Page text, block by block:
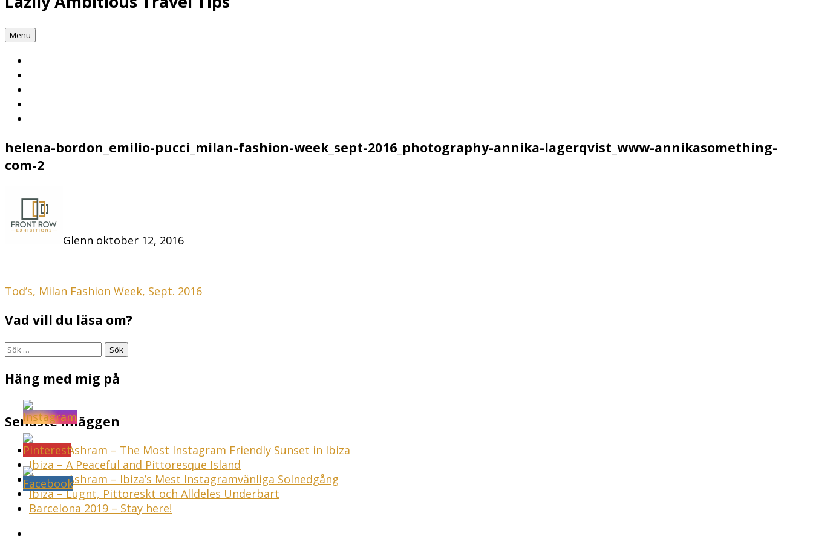
Menu
helena-bordon_emilio-pucci_milan-fashion-week_sept-2016_photography-annika-lagerqvist_www-annikasomething-
com-2
Glenn oktober 12, 2016
Inläggsnavigering
Tod’s, Milan Fashion Week, Sept. 2016
Vad vill du läsa om?
Sök
Häng med mig på
Senaste inläggen
Sunset Ashram – The Most Instagram Friendly Sunset in Ibiza
Ibiza – A Peaceful and Pittoresque Island
Sunset Ashram – Ibiza’s Mest Instagramvänliga Solnedgång
Ibiza – Lugnt, Pittoreskt och Alldeles Underbart
Barcelona 2019 – Stay here!